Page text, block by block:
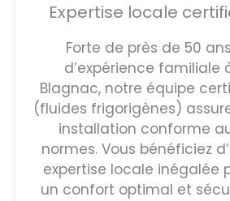
Expertise locale
Forte de près de 50 ans
d’expérience familiale
Blagnac, notre équipe
(fluides frigorigènes)
installation conforme
normes. Vous bénéficiez
expertise locale inégalée
un confort optimal et